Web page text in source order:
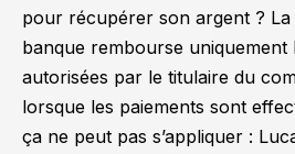
pour récupérer son argent ?
banque rembourse
autorisées par le titulaire du
lorsque les paiements sont
ça ne peut pas s’appliquer :